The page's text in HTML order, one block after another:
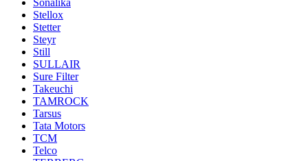
Sonalika
Stellox
Stetter
Steyr
Still
SULLAIR
Sure Filter
Takeuchi
TAMROCK
Tarsus
Tata Motors
TCM
Telco